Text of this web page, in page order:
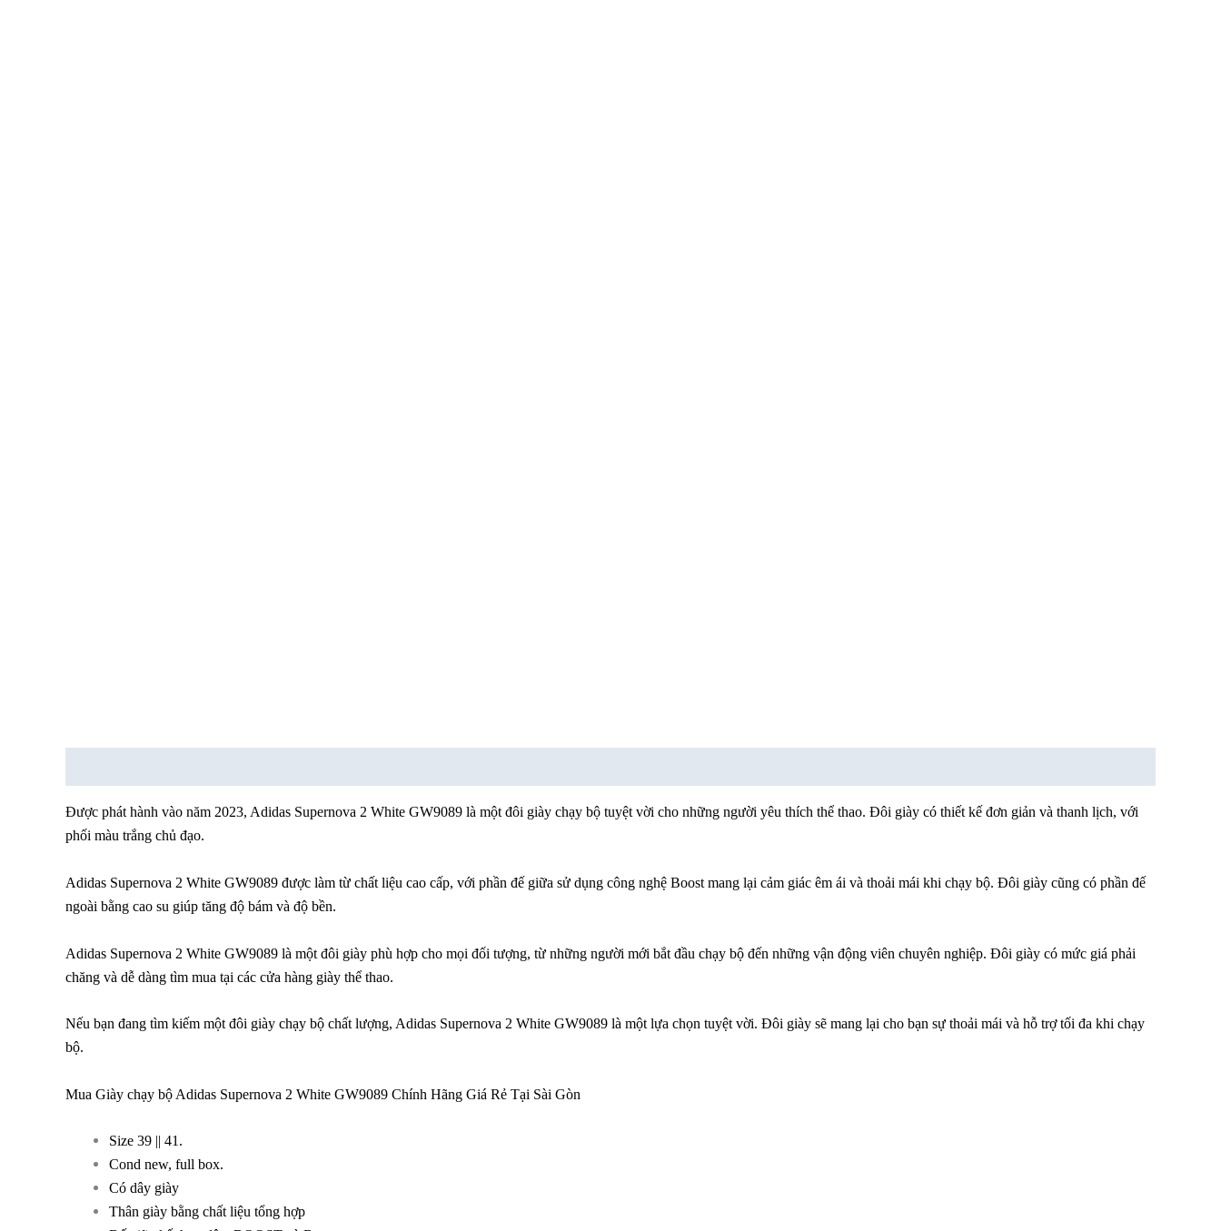
Được phát hành vào năm 2023, Adidas Supernova 2 White GW9089 là một đôi giày chạy bộ tuyệt vời cho những người yêu thích thể thao. Đôi giày có thiết kế đơn giản và thanh lịch, với
phối màu trắng chủ đạo.
Adidas Supernova 2 White GW9089 được làm từ chất liệu cao cấp, với phần đế giữa sử dụng công nghệ Boost mang lại cảm giác êm ái và thoải mái khi chạy bộ. Đôi giày cũng có phần đế
ngoài bằng cao su giúp tăng độ bám và độ bền.
Adidas Supernova 2 White GW9089 là một đôi giày phù hợp cho mọi đối tượng, từ những người mới bắt đầu chạy bộ đến những vận động viên chuyên nghiệp. Đôi giày có mức giá phải
chăng và dễ dàng tìm mua tại các cửa hàng giày thể thao.
Nếu bạn đang tìm kiếm một đôi giày chạy bộ chất lượng, Adidas Supernova 2 White GW9089 là một lựa chọn tuyệt vời. Đôi giày sẽ mang lại cho bạn sự thoải mái và hỗ trợ tối đa khi chạy
bộ.
Mua Giày chạy bộ Adidas Supernova 2 White GW9089 Chính Hãng Giá Rẻ Tại Sài Gòn
Size 39 || 41.
Cond new, full box.
Có dây giày
Thân giày bằng chất liệu tổng hợp